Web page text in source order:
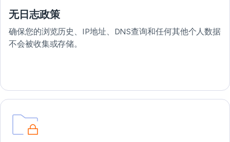
无日志政策
确保您的浏览历史、IP地址、DNS查询和任何其他个人数据
不会被收集或存储。